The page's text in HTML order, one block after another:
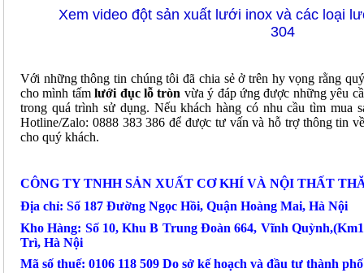
Xem video đột sản xuất lưới inox và các loại
304
Với những thông tin chúng tôi đã chia sẻ ở trên hy vọng rằng
cho mình tấmlưới đục lỗ tròn vừa ý đáp ứng được những yêu
trong quá trình sử dụng. Nếu khách hàng có nhu cầu tìm mua
Hotline/Zalo: 0888 383 386 để được tư vấn và hỗ trợ thông tin
cho quý khách.
CÔNG TY TNHH SẢN XUẤT CƠ KHÍ VÀ NỘI THẤT
Địa chỉ: Số 187 Đường Ngọc Hồi, Quận Hoàng Mai, Hà Nội
Kho Hàng: Số 10, Khu B Trung Đoàn 664, Vĩnh
Trì, Hà Nội
Mã số thuế: 0106 118 509 Do sở kế hoạch và đầu tư thành